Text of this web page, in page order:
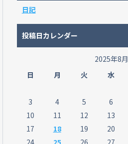
日記
投稿日カレンダー
2025年8月
日
月 火 水
3
4 5 6
10
11 12 13
17
18 19 20